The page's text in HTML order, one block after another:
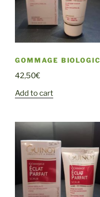
GOMMAGE BIOLOGIC
42,50€
Add to cart